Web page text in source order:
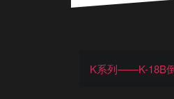
K系列——K-18B